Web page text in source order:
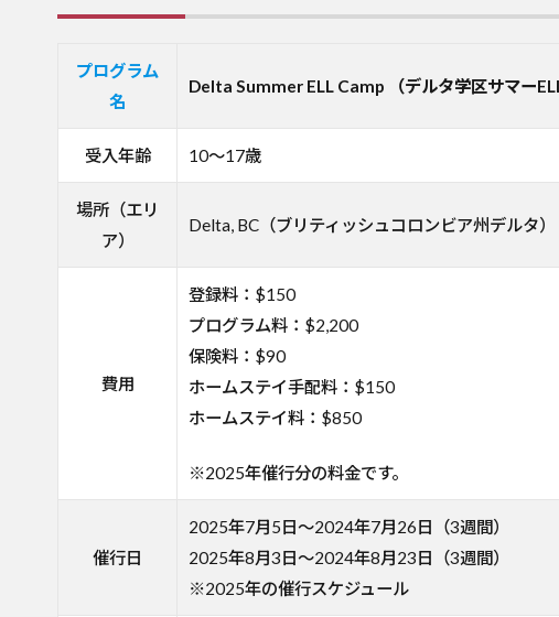
プログラム
名
Delta Summer ELL Camp （デルタ学区サマー
受入年齢 10～17歳
場所（エリ
ア）
Delta, BC（ブリティッシュコロンビア州デルタ）
費用
登録料：$150
プログラム料：$2,200
保険料：$90
ホームステイ手配料：$150
ホームステイ料：$850
※2025年催行分の料金です。
催行日
2025年7月5日～2024年7月26日（3週間）
2025年8月3日～2024年8月23日（3週間）
※2025年の催行スケジュール